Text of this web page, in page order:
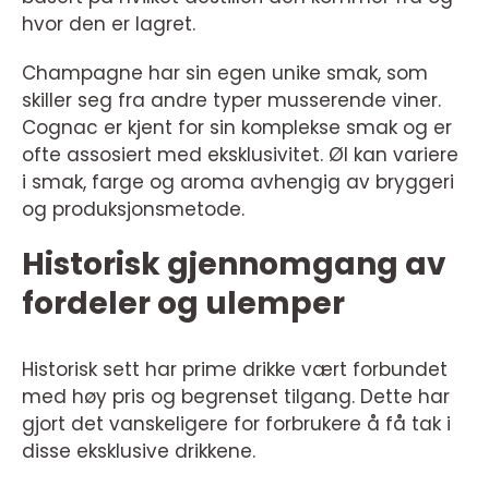
hvor den er lagret.
Champagne har sin egen unike smak, som
skiller seg fra andre typer musserende viner.
Cognac er kjent for sin komplekse smak og er
ofte assosiert med eksklusivitet. Øl kan variere
i smak, farge og aroma avhengig av bryggeri
og produksjonsmetode.
Historisk gjennomgang av
fordeler og ulemper
Historisk sett har prime drikke vært forbundet
med høy pris og begrenset tilgang. Dette har
gjort det vanskeligere for forbrukere å få tak i
disse eksklusive drikkene.